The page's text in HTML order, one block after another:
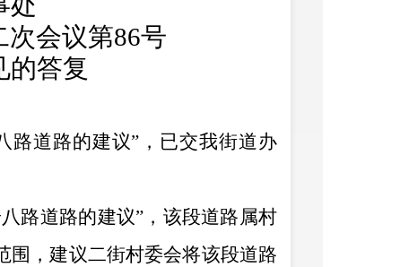
次会议第86号
的答复
路道路的建议” ，已交我街道办
路道路的建议”， 该段道路属村
围，建议二街村委会将该段道路